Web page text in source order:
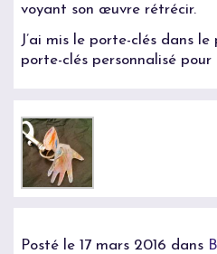
voyant son œuvre rétrécir.
J’ai mis le porte-clés dans
porte-clés personnalisé
Posté le 17 mars 2016 dans